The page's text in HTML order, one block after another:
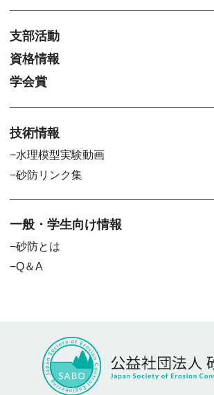
支部活動
資格情報
学会賞
技術情報
水理模型実験動画
砂防リンク集
一般・学生向け情報
砂防とは
Q＆A